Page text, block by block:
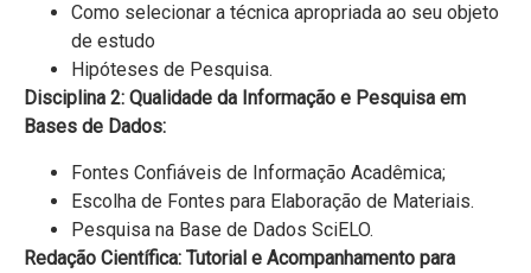
Como selecionar a técnica apropriada ao seu objeto
de estudo
Hipóteses de Pesquisa.
Disciplina 2: Qualidade da Informação e Pesquisa em
Bases de Dados:
Fontes Confiáveis de Informação Acadêmica;
Escolha de Fontes para Elaboração de Materiais.
Pesquisa na Base de Dados SciELO.
Redação Científica: Tutorial e Acompanhamento para